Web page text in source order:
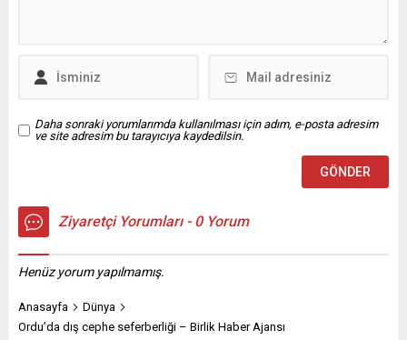
sorunları ve...
Daha sonraki yorumlarımda kullanılması için adım, e-posta adresim
ve site adresim bu tarayıcıya kaydedilsin.
Ziyaretçi Yorumları - 0 Yorum
Henüz yorum yapılmamış.
Anasayfa
Dünya
Ordu’da dış cephe seferberliği – Birlik Haber Ajansı